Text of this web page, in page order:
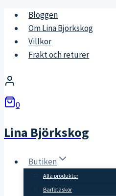
Skip
content
Bloggen
Om Lina Björkskog
Villkor
Frakt och returer
0
Lina Björkskog
Butiken
Alla produkter
Barfotaskor